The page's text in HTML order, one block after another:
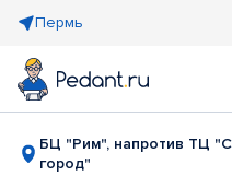
Пермь
БЦ "Рим", напротив ТЦ
город"